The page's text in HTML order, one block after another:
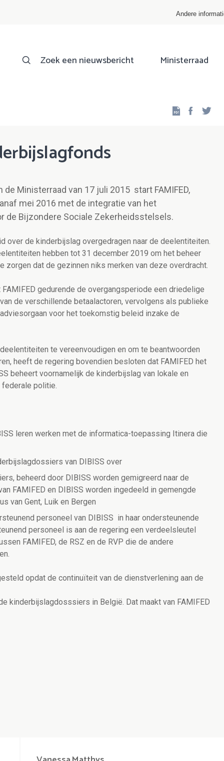
Andere
Zoek een nieuwsbericht Ministerraad
Ministerraad van 17 juli 2015 start FAMIFED,
mei 2016 met de integratie van het
de Bijzondere Sociale Zekerheidsstelsels.
over de kinderbijslag overgedragen naar de deelentiteiten.
hebben tot 31 december 2019 om het beheer
zorgen dat de gezinnen niks merken van deze overdracht.
gedurende de overgangsperiode een driedelige
de verschillende betaalactoren, vervolgens als publieke
voor het toekomstig beleid inzake de
te vereenvoudigen en om te beantwoorden
heeft de regering bovendien besloten dat FAMIFED het
beheert voornamelijk de kinderbijslag van lokale en
politie.
leren werken met de informatica-toepassing Itinera die
van DIBISS over
beheerd door DIBISS worden gemigreerd naar de
FAMIFED en DIBISS worden ingedeeld in gemengde
van Gent, Luik en Bergen
personeel van DIBISS in haar ondersteunende
personeel is aan de regering een verdeelsleutel
FAMIFED, de RSZ en de RVP die de andere
opdat de continuïteit van de dienstverlening aan de
kinderbijslagdosssiers in België. Dat maakt van FAMIFED